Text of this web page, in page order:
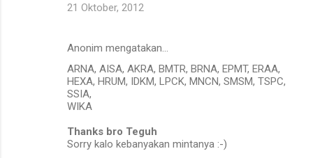
21 Oktober, 2012
Anonim mengatakan…
ARNA, AISA, AKRA, BMTR, BRNA, EPMT, ERAA,
HEXA, HRUM, IDKM, LPCK, MNCN, SMSM, TSPC,
SSIA,
WIKA
Thanks bro Teguh
Sorry kalo kebanyakan mintanya :-)